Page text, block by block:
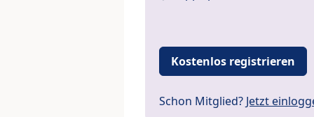
Kostenlos registrieren
Schon Mitglied? Jetzt